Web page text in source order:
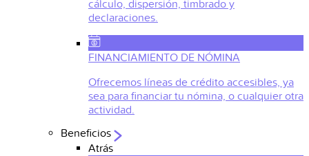
cálculo, dispersión, timbrado y
declaraciones.
FINANCIAMIENTO DE NÓMINA
Ofrecemos líneas de crédito accesibles, ya
sea para financiar tu nómina, o cualquier otra
actividad.
Beneficios
Atrás